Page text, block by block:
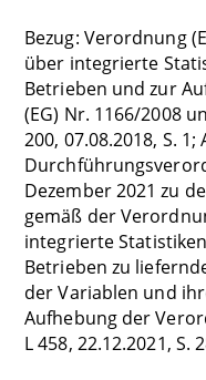
Bezug: Verordnung
über integrierte
Betrieben und zur
(EG) Nr. 1166/2008
200, 07.08.2018, S. 1;
Dezember 2021 zu
gemäß der
integrierte
Betrieben zu
der Variablen und
Aufhebung der
L 458, 22.12.2021, S.